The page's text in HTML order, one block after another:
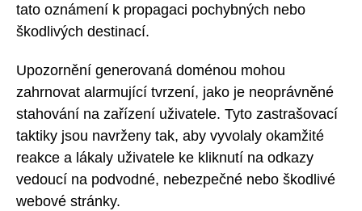
tato oznámení k propagaci pochybných nebo
škodlivých destinací.
Upozornění generovaná doménou mohou
zahrnovat alarmující tvrzení, jako je neoprávněné
stahování na zařízení uživatele. Tyto zastrašovací
taktiky jsou navrženy tak, aby vyvolaly okamžité
reakce a lákaly uživatele ke kliknutí na odkazy
vedoucí na podvodné, nebezpečné nebo škodlivé
webové stránky.